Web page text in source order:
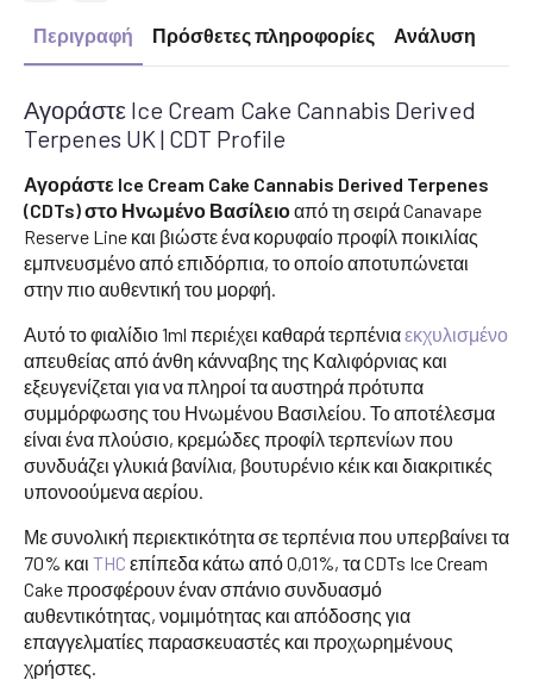
Περιγραφή Πρόσθετες πληροφορίες Ανάλυση
Αγοράστε Ice Cream Cake Cannabis Derived
Terpenes UK | CDT Profile
Αγοράστε Ice Cream Cake Cannabis Derived Terpenes
(CDTs) στο Ηνωμένο Βασίλειοαπό τη σειρά Canavape
Reserve Line και βιώστε ένα κορυφαίο προφίλ ποικιλίας
εμπνευσμένο από επιδόρπια, το οποίο αποτυπώνεται
στην πιο αυθεντική του μορφή.
Αυτό το φιαλίδιο 1ml περιέχει καθαρά τερπένιαεκχυλισμένο
απευθείας από άνθη κάνναβης της Καλιφόρνιας και
εξευγενίζεται για να πληροί τα αυστηρά πρότυπα
συμμόρφωσης του Ηνωμένου Βασιλείου. Το αποτέλεσμα
είναι ένα πλούσιο, κρεμώδες προφίλ τερπενίων που
συνδυάζει γλυκιά βανίλια, βουτυρένιο κέικ και διακριτικές
υπονοούμενα αερίου.
Με συνολική περιεκτικότητα σε τερπένια που υπερβαίνει τα
70% και THC επίπεδα κάτω από 0,01%, τα CDTs Ice Cream
Cake προσφέρουν έναν σπάνιο συνδυασμό
αυθεντικότητας, νομιμότητας και απόδοσης για
επαγγελματίες παρασκευαστές και προχωρημένους
χρήστες.